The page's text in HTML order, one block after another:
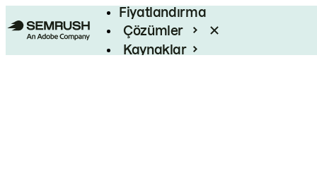
Fiyatlandırma
Çözümler
Kaynaklar